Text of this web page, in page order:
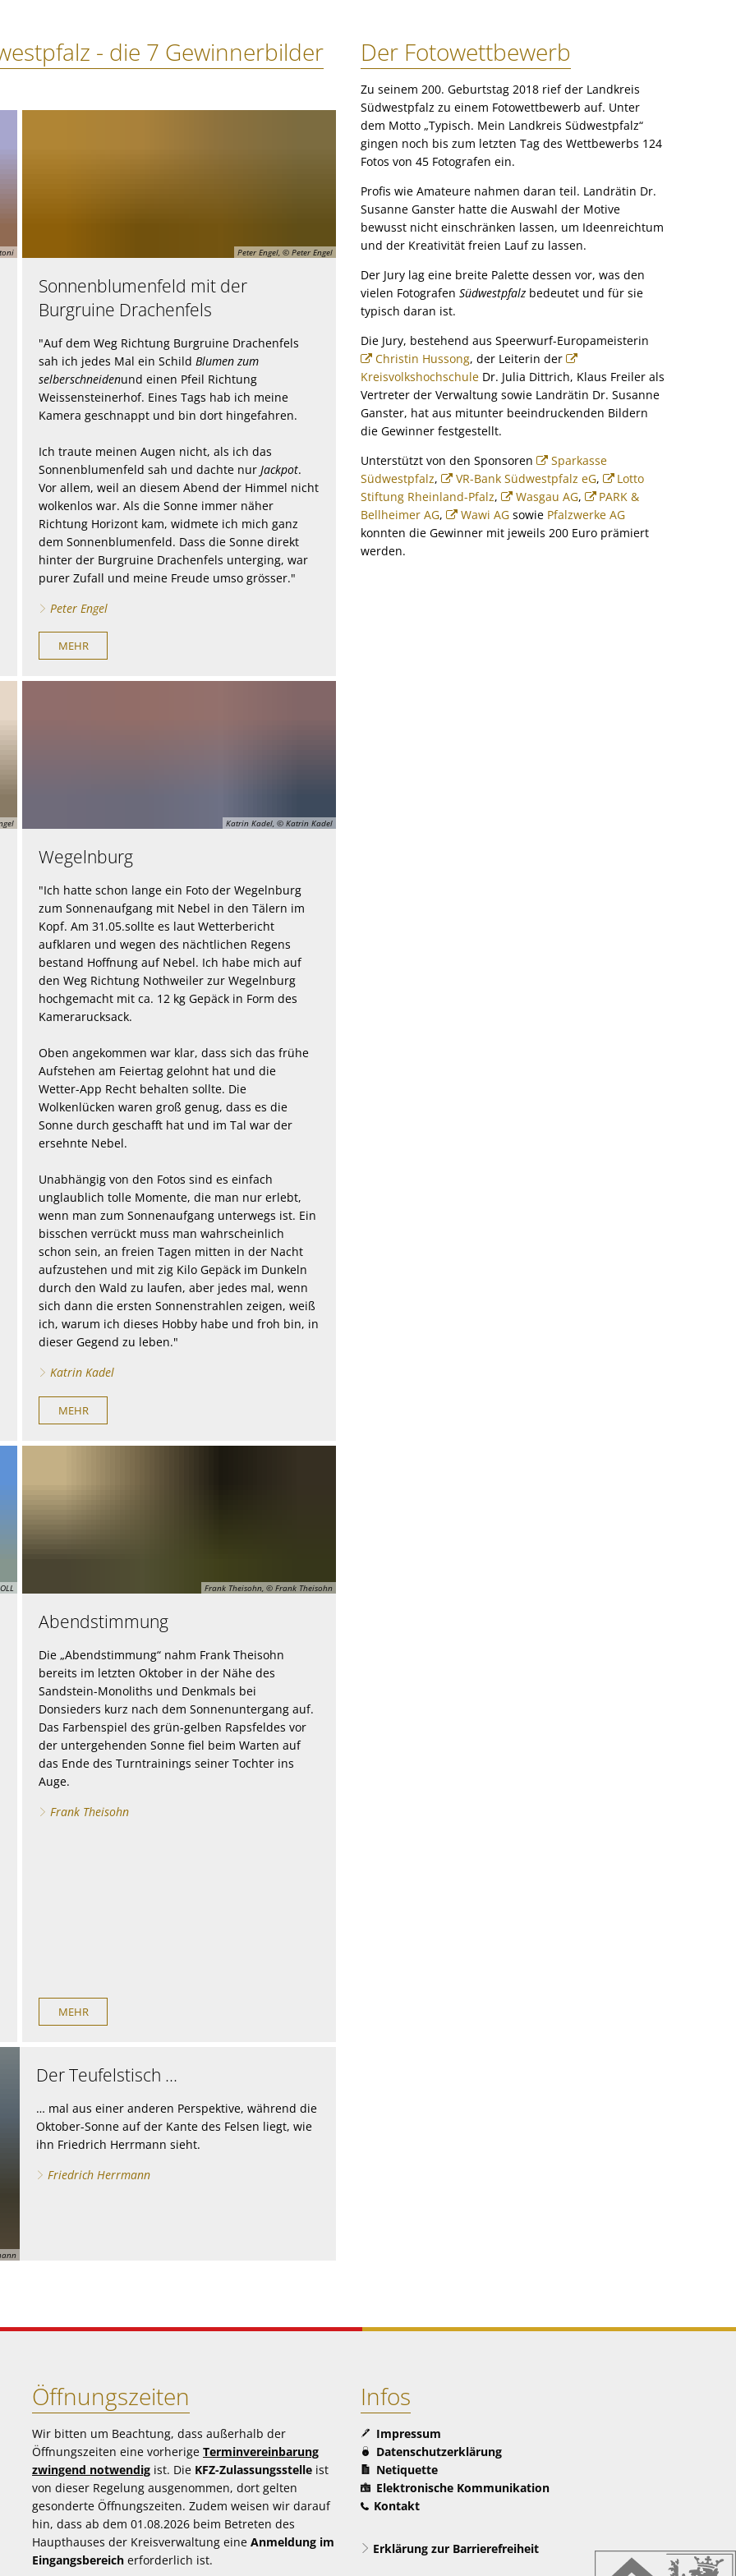
Dezember
November
Dezember
Oktober
November
Dezember
September
Oktober
November
Dezember
August
September
Oktober
November
Juli
August
September
Oktober
Dezember
Juni
Juli
August
September
November
Dezember
Mai
Juni
Juli
August
Oktober
November
April
Mai
Juni
Juli
Soziales
Ordnung, Verkehr, Brand- und Katastrophenschutz
Veterinärwesen und Landwirtschaft
Zentrale Aufgaben, Büroleitung
Öffnungszeiten
- die 7 Gewinnerbilder
Peter Engel, © Peter Engel
Sonnenblumenfeld mit der
Burgruine Drachenfels
"Auf dem Weg Richtung Burgruine Drachenfels
sah ich jedes Mal ein Schild Blumen zum
selberschneidenund einen Pfeil Richtung
Weissensteinerhof. Eines Tags hab ich meine
Kamera geschnappt und bin dort hingefahren.
Ich traute meinen Augen nicht, als ich das
Sonnenblumenfeld sah und dachte nur Jackpot.
Vor allem, weil an diesem Abend der Himmel nicht
wolkenlos war. Als die Sonne immer näher
Richtung Horizont kam, widmete ich mich ganz
dem Sonnenblumenfeld. Dass die Sonne direkt
hinter der Burgruine Drachenfels unterging, war
purer Zufall und meine Freude umso grösser."
Peter Engel
MEHR
Katrin Kadel, © Katrin Kadel
Wegelnburg
"Ich hatte schon lange ein Foto der Wegelnburg
zum Sonnenaufgang mit Nebel in den Tälern im
Kopf. Am 31.05.sollte es laut Wetterbericht
aufklaren und wegen des nächtlichen Regens
bestand Hoffnung auf Nebel. Ich habe mich auf
den Weg Richtung Nothweiler zur Wegelnburg
hochgemacht mit ca. 12 kg Gepäck in Form des
Kamerarucksack.
Oben angekommen war klar, dass sich das frühe
Aufstehen am Feiertag gelohnt hat und die
Wetter-App Recht behalten sollte. Die
Wolkenlücken waren groß genug, dass es die
Sonne durch geschafft hat und im Tal war der
ersehnte Nebel.
Unabhängig von den Fotos sind es einfach
unglaublich tolle Momente, die man nur erlebt,
wenn man zum Sonnenaufgang unterwegs ist. Ein
bisschen verrückt muss man wahrscheinlich
schon sein, an freien Tagen mitten in der Nacht
aufzustehen und mit zig Kilo Gepäck im Dunkeln
durch den Wald zu laufen, aber jedes mal, wenn
sich dann die ersten Sonnenstrahlen zeigen, weiß
ich, warum ich dieses Hobby habe und froh bin, in
dieser Gegend zu leben."
Katrin Kadel
MEHR
Frank Theisohn, © Frank Theisohn
Abendstimmung
Die „Abendstimmung“ nahm Frank Theisohn
bereits im letzten Oktober in der Nähe des
Sandstein-Monoliths und Denkmals bei
Donsieders kurz nach dem Sonnenuntergang auf.
Das Farbenspiel des grün-gelben Rapsfeldes vor
der untergehenden Sonne fiel beim Warten auf
das Ende des Turntrainings seiner Tochter ins
Auge.
Frank Theisohn
MEHR
Der Teufelstisch ...
… mal aus einer anderen Perspektive, während die
Oktober-Sonne auf der Kante des Felsen liegt, wie
ihn Friedrich Herrmann sieht.
Friedrich Herrmann
Der Fotowettbewerb
Zu seinem 200. Geburtstag 2018 rief der Landkreis
Südwestpfalz zu einem Fotowettbewerb auf. Unter
dem Motto „Typisch. Mein Landkreis Südwestpfalz“
gingen noch bis zum letzten Tag des Wettbewerbs 124
Fotos von 45 Fotografen ein.
Profis wie Amateure nahmen daran teil. Landrätin Dr.
Susanne Ganster hatte die Auswahl der Motive
bewusst nicht einschränken lassen, um Ideenreichtum
und der Kreativität freien Lauf zu lassen.
Der Jury lag eine breite Palette dessen vor, was den
vielen Fotografen Südwestpfalz bedeutet und für sie
typisch daran ist.
Die Jury, bestehend aus Speerwurf-Europameisterin
Christin Hussong, der Leiterin der
Kreisvolkshochschule Dr. Julia Dittrich, Klaus Freiler als
Vertreter der Verwaltung sowie Landrätin Dr. Susanne
Ganster, hat aus mitunter beeindruckenden Bildern
die Gewinner festgestellt.
Unterstützt von den Sponsoren
Sparkasse
Südwestpfalz, VR-Bank Südwestpfalz eG,
Lotto
Stiftung Rheinland-Pfalz, Wasgau AG,
PARK &
Bellheimer AG, Wawi AGsowie Pfalzwerke AG
konnten die Gewinner mit jeweils 200 Euro prämiert
werden.
Öffnungszeiten
Wir bitten um Beachtung, dass außerhalb der
Öffnungszeiten eine vorherige Terminvereinbarung
zwingend notwendig ist. Die KFZ-Zulassungsstelle ist
von dieser Regelung ausgenommen, dort gelten
gesonderte Öffnungszeiten. Zudem weisen wir darauf
hin, dass ab dem 01.08.2026 beim Betreten des
Haupthauses der Kreisverwaltung eine Anmeldung im
Eingangsbereich erforderlich ist.
Infos
Impressum
Datenschutzerklärung
Netiquette
Elektronische Kommunikation
Kontakt
Erklärung zur Barrierefreiheit